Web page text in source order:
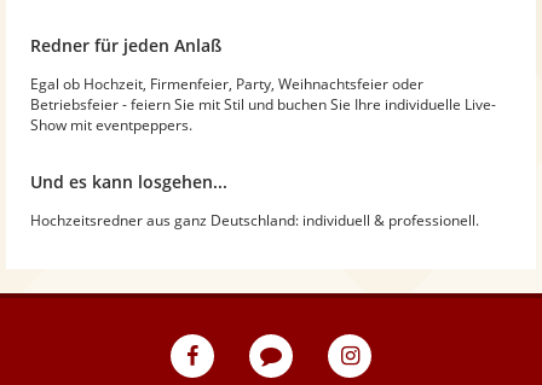
Redner für jeden Anlaß
Egal ob Hochzeit, Firmenfeier, Party, Weihnachtsfeier oder
Betriebsfeier - feiern Sie mit Stil und buchen Sie Ihre individuelle Live-
Show mit eventpeppers.
Und es kann losgehen...
Hochzeitsredner aus ganz Deutschland: individuell & professionell.
eventpeppers
Blog
eventpeppers